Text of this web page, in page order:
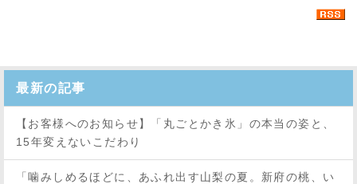
最新の記事
【お客様へのお知らせ】「丸ごとかき氷」の本当の姿と、
15年変えないこだわり
「噛みしめるほどに、あふれ出す山梨の夏。新府の桃、い